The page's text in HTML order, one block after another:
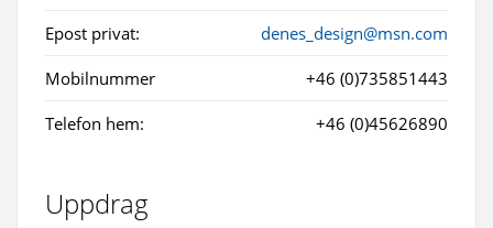
denes_design@msn.com
Epost privat:
+46 (0)735851443
Mobilnummer
+46 (0)45626890
Telefon hem:
Uppdrag